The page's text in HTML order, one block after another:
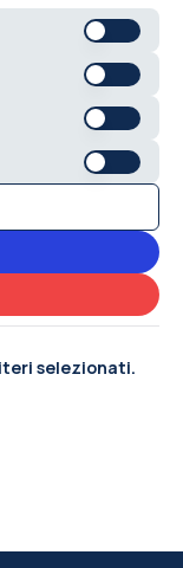
selezionati.